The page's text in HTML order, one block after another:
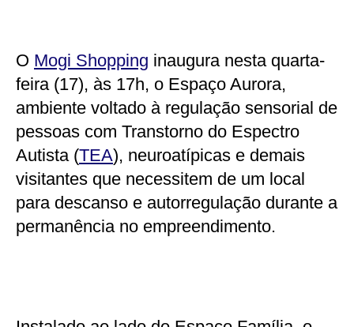
O Mogi Shopping inaugura nesta quarta-
feira (17), às 17h, o Espaço Aurora,
ambiente voltado à regulação sensorial de
pessoas com Transtorno do Espectro
Autista (TEA), neuroatípicas e demais
visitantes que necessitem de um local
para descanso e autorregulação durante a
permanência no empreendimento.